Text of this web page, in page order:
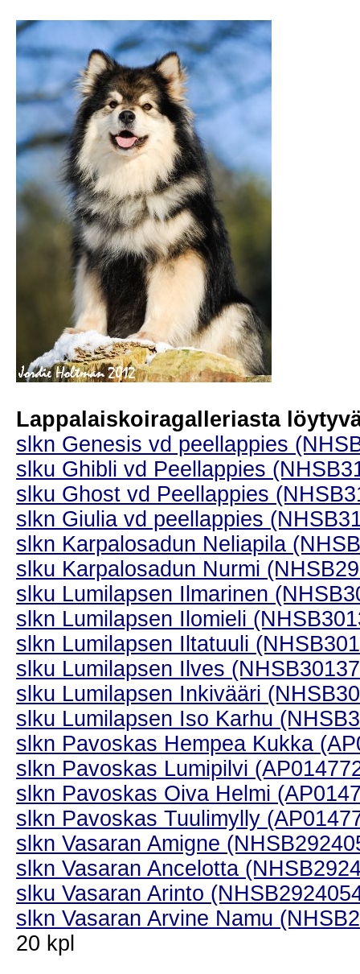
Lappalaiskoiragalleriasta
slkn Genesis vd peellappies
slku Ghibli vd Peellappies
slku Ghost vd Peellappies
slkn Giulia vd peellappies
slkn Karpalosadun Neliapila
slku Karpalosadun Nurmi
slku Lumilapsen Ilmarinen
slkn Lumilapsen Ilomieli
slkn Lumilapsen Iltatuuli
slku Lumilapsen Ilves
slku Lumilapsen Inkivääri
slku Lumilapsen Iso Karhu
slkn Pavoskas Hempea Kukka
slkn Pavoskas Lumipilvi
slkn Pavoskas Oiva Helmi
slkn Pavoskas Tuulimylly
slkn Vasaran Amigne
slkn Vasaran Ancelotta
slku Vasaran Arinto
slkn Vasaran Arvine Namu
20 kpl